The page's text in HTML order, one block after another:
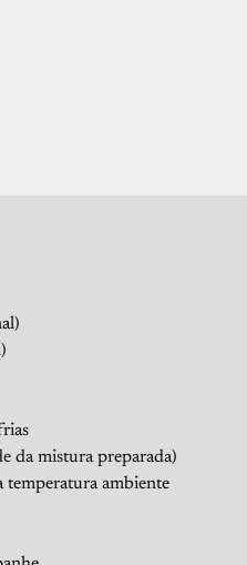
da mistura preparada)
temperatura ambiente